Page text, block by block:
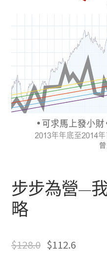
聯絡我們+郵費
海外訂購書籍
步步為營—
略
$128.0 $112.6